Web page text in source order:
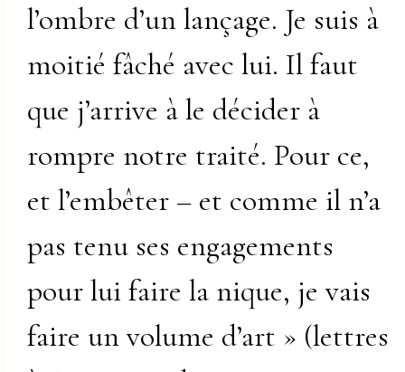
l’ombre d’un lançage. Je suis à
moitié fâché avec lui. Il faut
que j’arrive à le décider à
rompre notre traité. Pour ce,
et l’embêter – et comme il n’a
pas tenu ses engagements
pour lui faire la nique, je vais
faire un volume d’art » (lettres